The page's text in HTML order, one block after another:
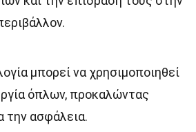
μπορεί να χρησιμοποιηθεί
όπλων, προκαλώντας
την ασφάλεια.